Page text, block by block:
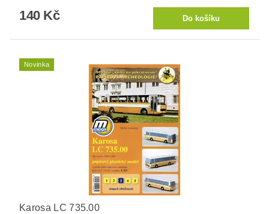
140 Kč
Novinka
Karosa LC 735.00